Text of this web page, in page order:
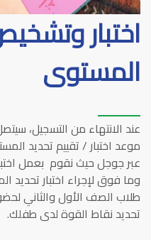
اختبار
المستوى
عند الانتهاء من التسجيل،
موعد اختبار /تقييم تحديد
عبر جوجل حيث نقوم بعمل
وما فوق لإجراء اختبار
طلاب الصف الأول والثاني
تحديد نقاط القوة لدى طفلك.